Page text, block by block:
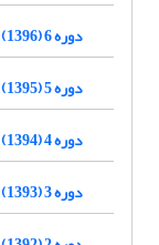
دوره 6 (1396)
دوره 5 (1395)
دوره 4 (1394)
دوره 3 (1393)